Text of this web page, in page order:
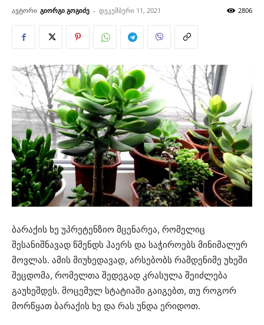
ავტორი გიორგი გოგიძე - დეკემბერი 11, 2021 2806
ბარაქის ხე უპრეტენზიო მცენარეა, რომელიც
შესანიშნავად წმენდს ჰაერს და საჭიროებს მინიმალურ
მოვლას. ამის მიუხედავად, არსებობს რამდენიმე უხეში
შეცდომა, რომელთა შედეგად კრასულა შეიძლება
გაუხეშდეს. მოცემულ სტატიაში გაიგებთ, თუ როგორ
მორწყათ ბარაქის ხე და რას უნდა ერიდოთ.